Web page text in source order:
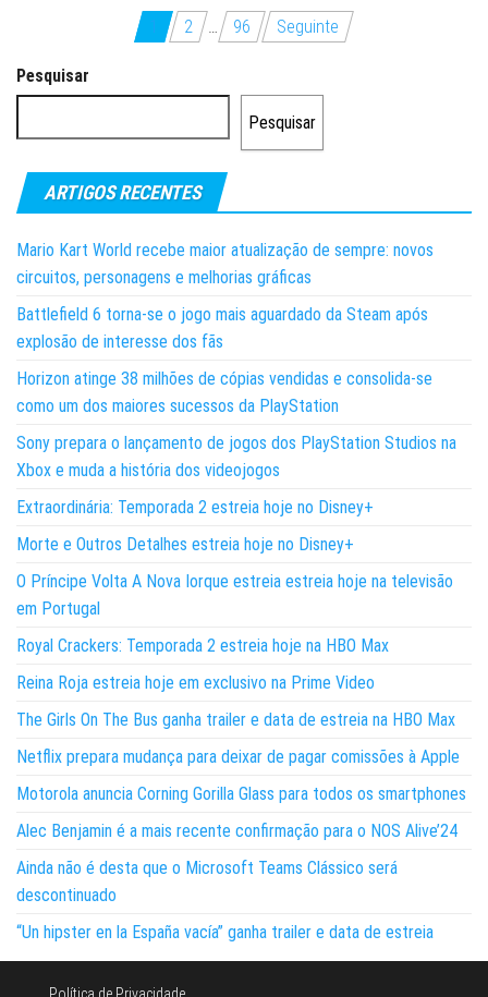
Paginação
dos
conteúdos
1 2 … 96 Seguinte
Pesquisar
Pesquisar
ARTIGOS RECENTES
Mario Kart World recebe maior atualização de sempre: novos
circuitos, personagens e melhorias gráficas
Battlefield 6 torna-se o jogo mais aguardado da Steam após
explosão de interesse dos fãs
Horizon atinge 38 milhões de cópias vendidas e consolida-se
como um dos maiores sucessos da PlayStation
Sony prepara o lançamento de jogos dos PlayStation Studios na
Xbox e muda a história dos videojogos
Extraordinária: Temporada 2 estreia hoje no Disney+
Morte e Outros Detalhes estreia hoje no Disney+
O Príncipe Volta A Nova Iorque estreia estreia hoje na televisão
em Portugal
Royal Crackers: Temporada 2 estreia hoje na HBO Max
Reina Roja estreia hoje em exclusivo na Prime Video
The Girls On The Bus ganha trailer e data de estreia na HBO Max
Netflix prepara mudança para deixar de pagar comissões à Apple
Motorola anuncia Corning Gorilla Glass para todos os smartphones
Alec Benjamin é a mais recente confirmação para o NOS Alive’24
Ainda não é desta que o Microsoft Teams Clássico será
descontinuado
“Un hipster en la España vacía” ganha trailer e data de estreia